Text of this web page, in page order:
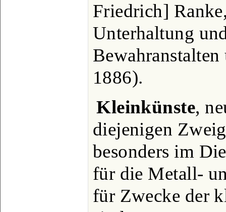
Friedrich]
Unterhaltung
1886).
Kleinkünste,
diejenigen
besonders im
für die Metall-
für Zwecke der